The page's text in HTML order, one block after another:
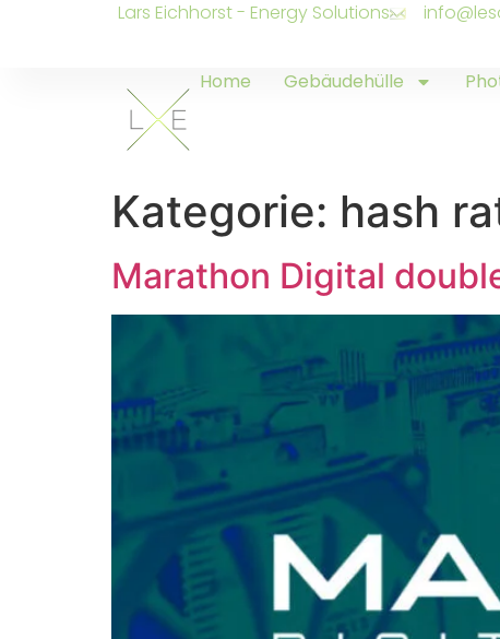
Lars Eichhorst - Energy Solutions
Home Gebäudehülle
Kategorie: hash
Marathon Digital